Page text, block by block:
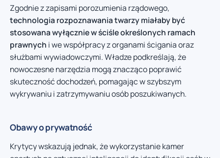
Zgodnie z zapisami porozumienia rządowego,
technologia rozpoznawania twarzy miałaby być
stosowana wyłącznie w ściśle określonych ramach
prawnych i we współpracy z organami ścigania oraz
służbami wywiadowczymi. Władze podkreślają, że
nowoczesne narzędzia mogą znacząco poprawić
skuteczność dochodzeń, pomagając w szybszym
wykrywaniu i zatrzymywaniu osób poszukiwanych.
Obawy o prywatność
Krytycy wskazują jednak, że wykorzystanie kamer